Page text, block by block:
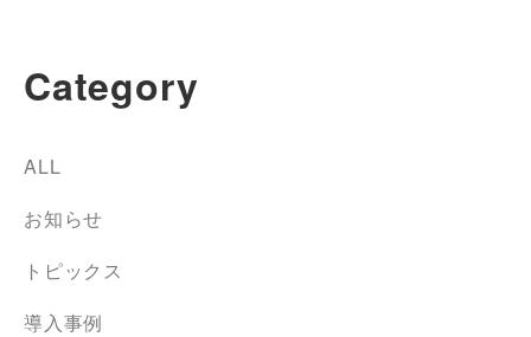
Category
ALL
お知らせ
トピックス
導入事例